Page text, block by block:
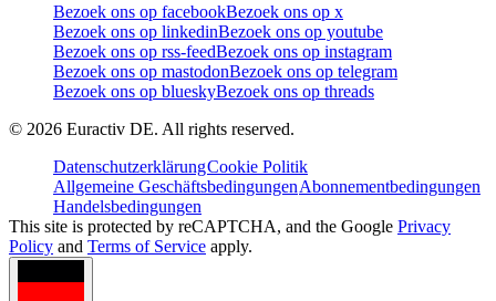
Bezoek ons op facebookBezoek ons op x
Bezoek ons op linkedinBezoek ons op youtube
Bezoek ons op rss-feedBezoek ons op instagram
Bezoek ons op mastodonBezoek ons op telegram
Bezoek ons op blueskyBezoek ons op threads
© 2026 Euractiv DE. All rights reserved.
DatenschutzerklärungCookie Politik
Allgemeine GeschäftsbedingungenAbonnementbedingungen
Handelsbedingungen
This site is protected by reCAPTCHA, and the Google Privacy
Policy and Terms of Service apply.